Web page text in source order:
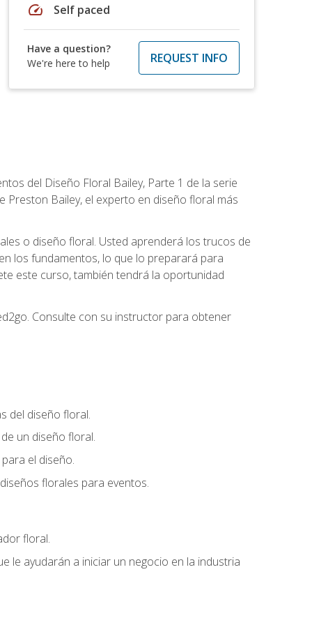
speed Self paced
Have a question?
We're here to help
REQUEST INFO
del Diseño Floral Bailey, Parte 1 de la serie
Bailey, el experto en diseño floral más
o diseño floral. Usted aprenderá los trucos de
los fundamentos, lo que lo preparará para
este curso, también tendrá la oportunidad
Consulte con su instructor para obtener
del diseño floral.
un diseño floral.
el diseño.
florales para eventos.
floral.
le ayudarán a iniciar un negocio en la industria